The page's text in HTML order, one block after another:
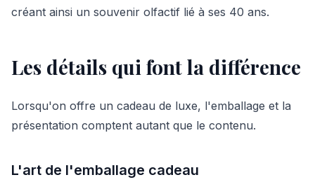
créant ainsi un souvenir olfactif lié à ses 40 ans.
Les détails qui font la différence
Lorsqu'on offre un cadeau de luxe, l'emballage et la
présentation comptent autant que le contenu.
L'art de l'emballage cadeau